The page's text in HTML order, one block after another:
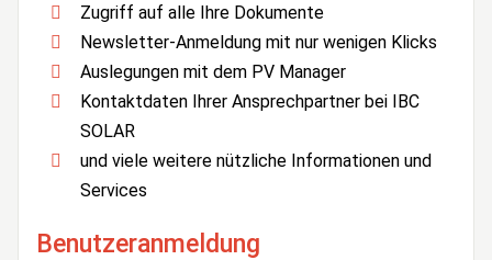
Zugriff auf alle Ihre Dokumente
Newsletter-Anmeldung mit nur wenigen Klicks
Auslegungen mit dem PV Manager
Kontaktdaten Ihrer Ansprechpartner bei IBC
SOLAR
und viele weitere nützliche Informationen und
Services
Benutzeranmeldung